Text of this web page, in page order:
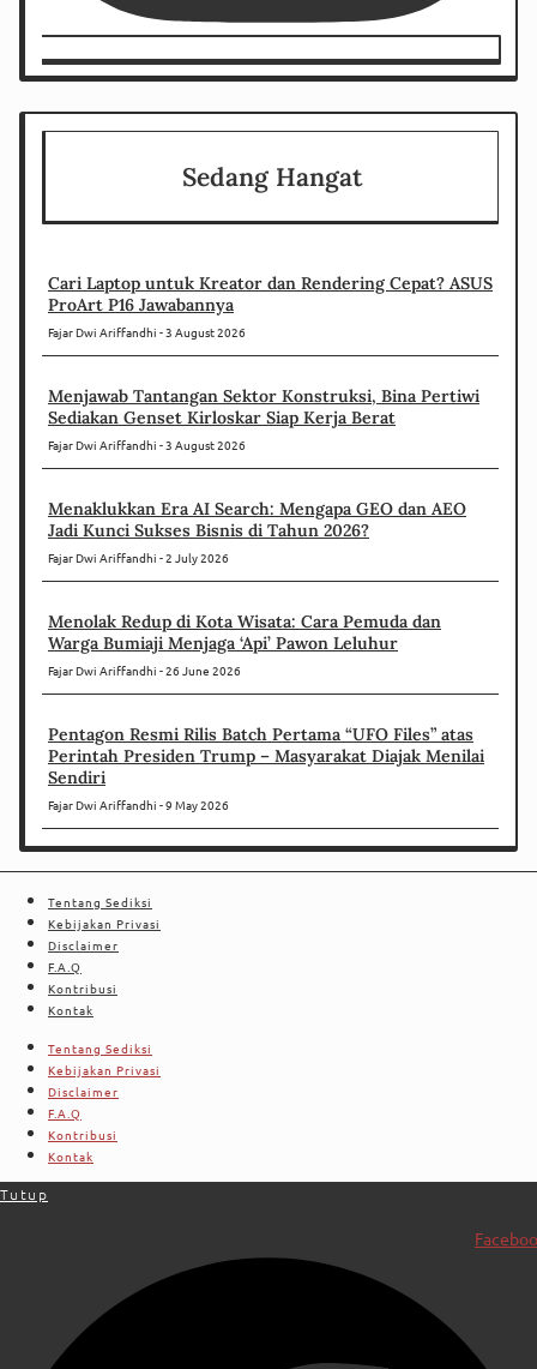
Sedang Hangat
Cari Laptop untuk Kreator dan Rendering Cepat? ASUS
ProArt P16 Jawabannya
Fajar Dwi Ariffandhi 3 August 2026
Menjawab Tantangan Sektor Konstruksi, Bina Pertiwi
Sediakan Genset Kirloskar Siap Kerja Berat
Fajar Dwi Ariffandhi 3 August 2026
Menaklukkan Era AI Search: Mengapa GEO dan AEO
Jadi Kunci Sukses Bisnis di Tahun 2026?
Fajar Dwi Ariffandhi 2 July 2026
Menolak Redup di Kota Wisata: Cara Pemuda dan
Warga Bumiaji Menjaga ‘Api’ Pawon Leluhur
Fajar Dwi Ariffandhi 26 June 2026
Pentagon Resmi Rilis Batch Pertama “UFO Files” atas
Perintah Presiden Trump – Masyarakat Diajak Menilai
Sendiri
Fajar Dwi Ariffandhi 9 May 2026
Tentang Sediksi
Kebijakan Privasi
Disclaimer
F.A.Q
Kontribusi
Kontak
Tentang Sediksi
Kebijakan Privasi
Disclaimer
F.A.Q
Kontribusi
Kontak
Tutup